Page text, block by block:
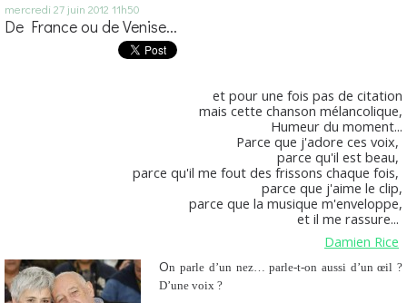
mercredi 27 juin 2012 11h50
De France ou de Venise...
et pour une fois pas de citation
mais cette chanson mélancolique,
Humeur du moment...
Parce que j'adore ces voix,
parce qu'il est beau,
parce qu'il me fout des frissons chaque fois,
parce que j'aime le clip,
parce que la musique m'enveloppe,
et il me rassure...
Damien Rice
On parle d’un nez… parle-t-on aussi d’un œil ?
D’une voix ?